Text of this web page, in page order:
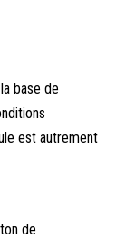
base de
est autrement
de